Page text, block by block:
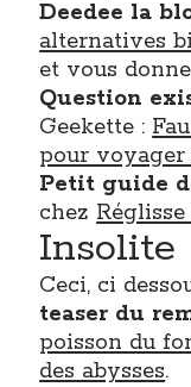
Deedee la
alternatives
et vous
Question
Geekette :
pour voyager
Petit guide
chez
Insolite
Ceci, ci
teaser du
poisson du
des abysses.